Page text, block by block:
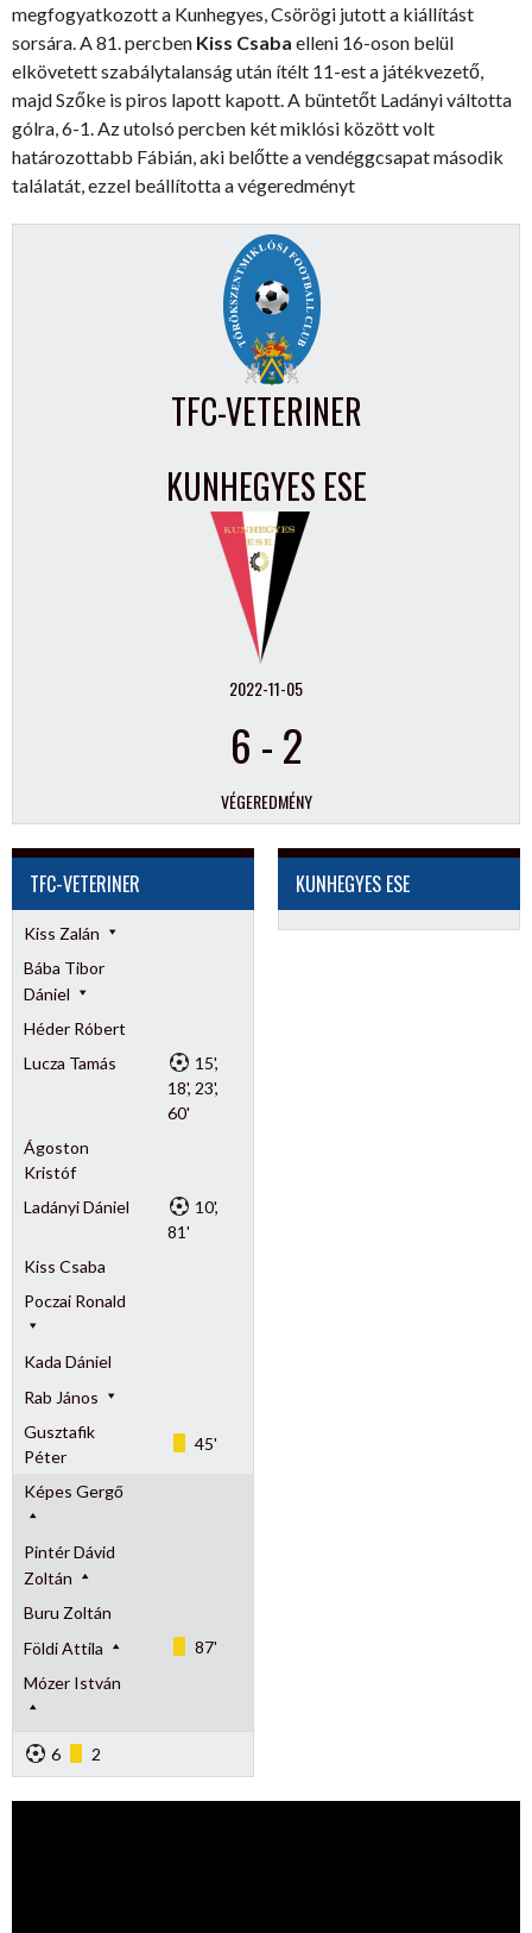
megfogyatkozott a Kunhegyes, Csörögi jutott a kiállítást
sorsára. A 81. percben Kiss Csaba elleni 16-oson belül
elkövetett szabálytalanság után ítélt 11-est a játékvezető,
majd Szőke is piros lapott kapott. A büntetőt Ladányi váltotta
gólra, 6-1. Az utolsó percben két miklósi között volt
határozottabb Fábián, aki belőtte a vendéggcsapat második
találatát, ezzel beállította a végeredményt
TFC-VETERINER
KUNHEGYES ESE
2022-11-05
6 -2
VÉGEREDMÉNY
TFC-VETERINER
Kiss Zalán
Bába Tibor
Dániel
Héder Róbert
Lucza Tamás
15',
18', 23',
60'
Ágoston
Kristóf
Ladányi Dániel
10',
81'
Kiss Csaba
Poczai Ronald
Kada Dániel
Rab János
Gusztafik
Péter
45'
Képes Gergő
Pintér Dávid
Zoltán
Buru Zoltán
Földi Attila
87'
Mózer István
6 2
KUNHEGYES ESE